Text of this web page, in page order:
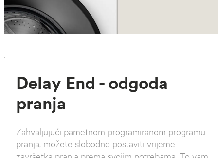
`
Delay End - odgoda
pranja
Zahvaljujući pametnom programiranom programu
pranja, možete slobodno postaviti vrijeme